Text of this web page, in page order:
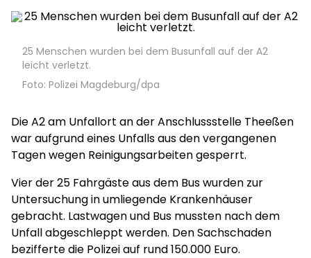
25 Menschen wurden bei dem Busunfall auf der A2
leicht verletzt.
Foto: Polizei Magdeburg/dpa
Die A2 am Unfallort an der Anschlussstelle Theeßen
war aufgrund eines Unfalls aus den vergangenen
Tagen wegen Reinigungsarbeiten gesperrt.
Vier der 25 Fahrgäste aus dem Bus wurden zur
Untersuchung in umliegende Krankenhäuser
gebracht. Lastwagen und Bus mussten nach dem
Unfall abgeschleppt werden. Den Sachschaden
bezifferte die Polizei auf rund 150.000 Euro.